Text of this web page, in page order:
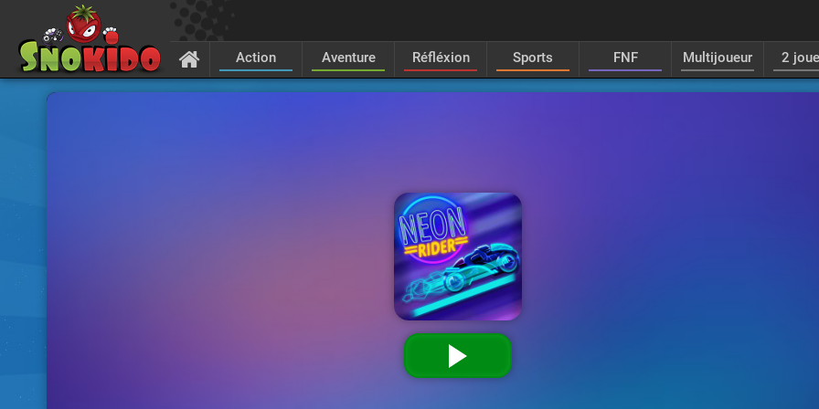
Action Aventure Réfléxion Sports FNF Multijoueur 2